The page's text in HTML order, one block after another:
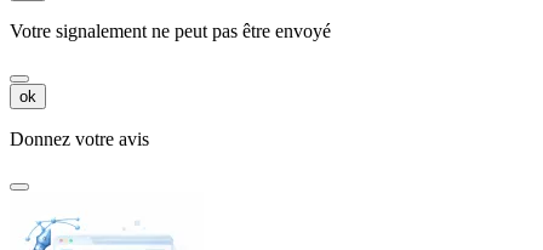
Votre signalement ne peut pas être envoyé
ok
Donnez votre avis